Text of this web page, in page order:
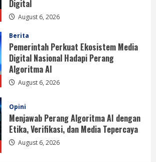
Algoritma AI
August 6, 2026
Menjawab Perang Algoritma AI dengan
Etika, Verifikasi, dan Media Tepercaya
August 6, 2026
BMP Ajak Masyarakat Tolak Aksi
Anarkis Demi Menjaga Keamanan dan
Pembangunan Papua
August 6, 2026